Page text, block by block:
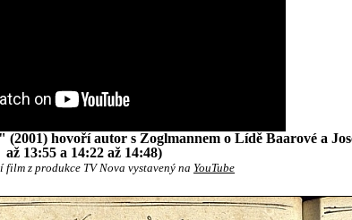
hovoří autor s Zoglmannem o Lídě Baarové a
až 13:55 a 14:22 až 14:48)
film z produkce TV Nova vystavený na YouTube